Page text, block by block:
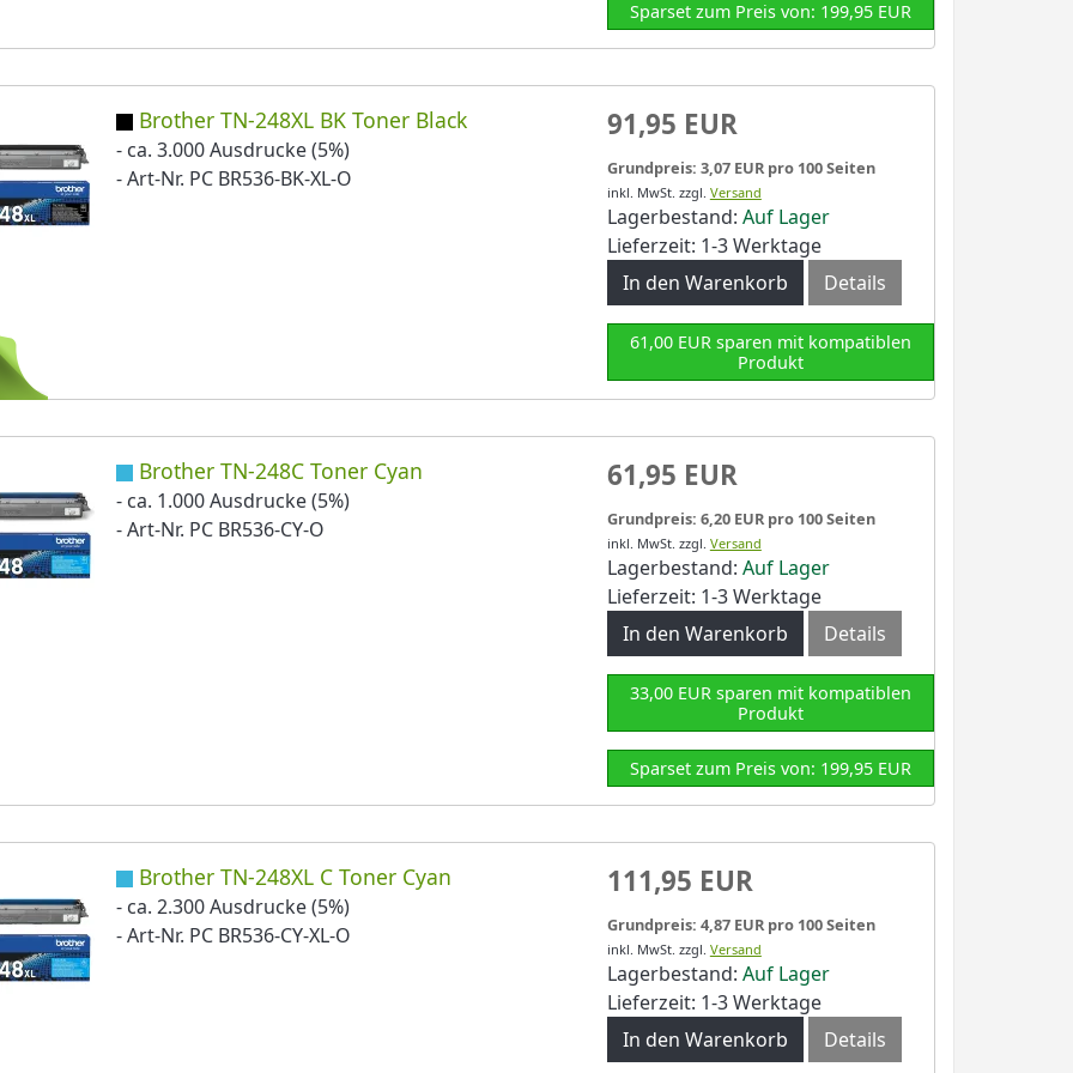
Sparset zum Preis von: 199,95 EUR
Brother TN-248XL BK Toner Black
- ca. 3.000 Ausdrucke (5%)
- Art-Nr. PC BR536-BK-XL-O
91,95 EUR
Grundpreis: 3,07 EUR pro 100 Seiten
inkl. MwSt. zzgl. Versand
Lagerbestand: Auf Lager
Lieferzeit: 1-3 Werktage
In den Warenkorb
Details
61,00 EUR sparen mit kompatiblen
Produkt
Brother TN-248C Toner Cyan
- ca. 1.000 Ausdrucke (5%)
- Art-Nr. PC BR536-CY-O
61,95 EUR
Grundpreis: 6,20 EUR pro 100 Seiten
inkl. MwSt. zzgl. Versand
Lagerbestand: Auf Lager
Lieferzeit: 1-3 Werktage
In den Warenkorb
Details
33,00 EUR sparen mit kompatiblen
Produkt
Sparset zum Preis von: 199,95 EUR
Brother TN-248XL C Toner Cyan
- ca. 2.300 Ausdrucke (5%)
- Art-Nr. PC BR536-CY-XL-O
111,95 EUR
Grundpreis: 4,87 EUR pro 100 Seiten
inkl. MwSt. zzgl. Versand
Lagerbestand: Auf Lager
Lieferzeit: 1-3 Werktage
In den Warenkorb
Details